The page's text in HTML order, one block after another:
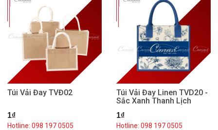
Túi Vải Đay TVĐ02
1₫
Hotline: 098 197 0505
Túi Vải Đay Linen TVD20 -
Sắc Xanh Thanh Lịch
1₫
Hotline: 098 197 0505